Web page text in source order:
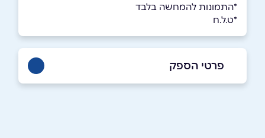
*התמונות להמחשה בלבד
*ט.ל.ח
פרטי הספק